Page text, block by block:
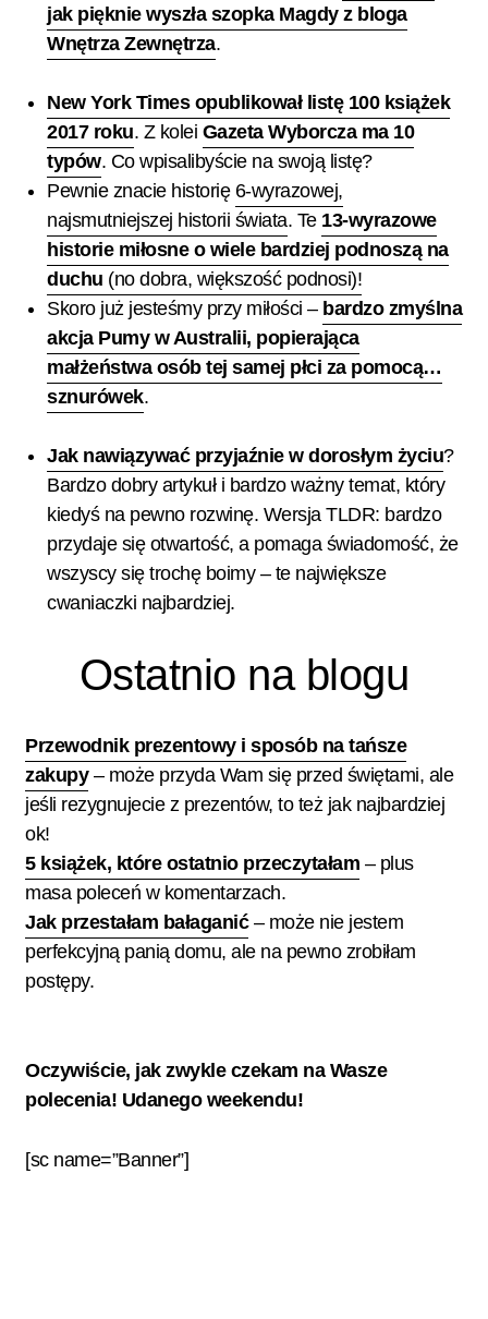
jak pięknie wyszła szopka Magdy z bloga
Wnętrza Zewnętrza.
New York Times opublikował listę 100 książek
2017 roku. Z kolei Gazeta Wyborcza ma 10
typów. Co wpisalibyście na swoją listę?
Pewnie znacie historię 6-wyrazowej,
najsmutniejszej historii świata. Te 13-wyrazowe
historie miłosne o wiele bardziej podnoszą na
duchu (no dobra, większość podnosi)!
Skoro już jesteśmy przy miłości – bardzo zmyślna
akcja Pumy w Australii, popierająca
małżeństwa osób tej samej płci za pomocą…
sznurówek.
Jak nawiązywać przyjaźnie w dorosłym życiu?
Bardzo dobry artykuł i bardzo ważny temat, który
kiedyś na pewno rozwinę. Wersja TLDR: bardzo
przydaje się otwartość, a pomaga świadomość, że
wszyscy się trochę boimy – te największe
cwaniaczki najbardziej.
Ostatnio na blogu
Przewodnik prezentowy i sposób na tańsze
zakupy– może przyda Wam się przed świętami, ale
jeśli rezygnujecie z prezentów, to też jak najbardziej
ok!
5 książek, które ostatnio przeczytałam – plus
masa poleceń w komentarzach.
Jak przestałam bałaganić– może nie jestem
perfekcyjną panią domu, ale na pewno zrobiłam
postępy.
Oczywiście, jak zwykle czekam na Wasze
polecenia! Udanego weekendu!
[sc name=”Banner”]